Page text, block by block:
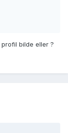
bilde eller ?